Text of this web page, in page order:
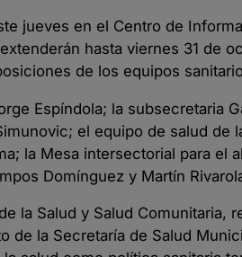
jueves en el Centro de
hasta viernes 31 de
de los equipos
Espíndola; la subsecretaria
el equipo de salud de
la Mesa intersectorial para el
Domínguez y Martín
la Salud y Salud Comunitaria,
de la Secretaría de Salud